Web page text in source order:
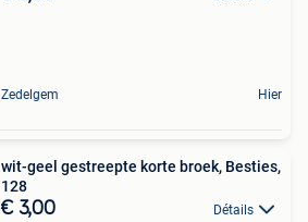
Zedelgem Hier
wit-geel gestreepte korte broek, Besties,
128
€ 3,00 Détails